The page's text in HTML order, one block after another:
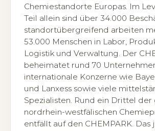
Chemiestandorte Europas. Im
Teil allein sind über 34.000
standortübergreifend arbeiten
53.000 Menschen in Labor,
Logistik und Verwaltung. Der
beheimatet rund 70
internationale Konzerne wie
und Lanxess sowie viele
Spezialisten. Rund ein Drittel der
nordrhein-westfälischen
entfällt auf den CHEMPARK. Das